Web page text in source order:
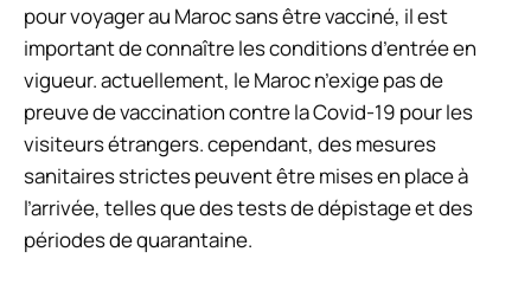
pour voyager au Maroc sans être vacciné, il est
important de connaître les conditions d’entrée en
vigueur. actuellement, le Maroc n’exige pas de
preuve de vaccination contre la Covid-19 pour les
visiteurs étrangers. cependant, des mesures
sanitaires strictes peuvent être mises en place à
l’arrivée, telles que des tests de dépistage et des
périodes de quarantaine.